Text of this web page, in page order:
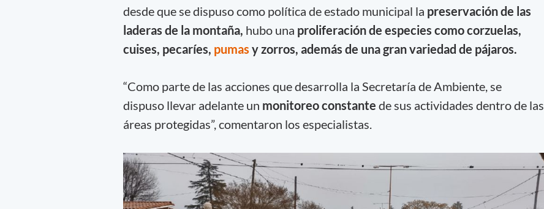
desde que se dispuso como política de estado municipal la preservación de las
laderas de la montaña, hubo una proliferación de especies como corzuelas,
cuises, pecaríes, pumas y zorros, además de una gran variedad de pájaros.
“Como parte de las acciones que desarrolla la Secretaría de Ambiente, se
dispuso llevar adelante un monitoreo constante de sus actividades dentro de las
áreas protegidas”, comentaron los especialistas.